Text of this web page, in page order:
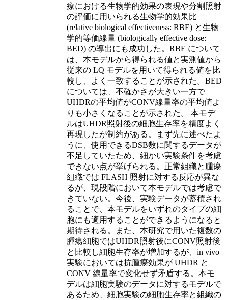
療における生物学的効果の表現や分割照射
の評価に用いられる生物学的効果比
(relative biological effectiveness: RBE) と生物
学的等価線量 (biologically effective dose:
BED) の導出にも成功した。RBE について
は、本モデルから得られる値と実測値から
従来の LQ モデルを用いて得られる値を比
較し、よく一致することが示された。BED
については、不確かさが大きい一方で
UHDRの平均値がCONV線量率の平均値よ
りも小さくなることが示された。 本モデ
ルはUHDR照射後の細胞生存率を精度よく
再現したが制約がある。まず先に述べたよ
うに、使用できるDSB数に関するデータが
不足していたため、細かい実験条件を考慮
できない点が挙げられる。正常組織と腫瘍
組織では FLASH 照射に対する反応が異な
るが、現段階において本モデルでは考慮で
きていない。今後、実験データが蓄積され
ることで、本モデルをいずれのタイプの細
胞にも適用することができるようになると
期待される。また、本研究で用いた複数の
腫瘍細胞ではUHDR照射後にCONV照射後
と比較し細胞生存率が増加するが、in vivo
実験においては抗腫瘍効果が UHDR と
CONV 線量率で変化せず矛盾する。本モ
デルは細胞実験のデータに対するモデルで
あるため、細胞実験の細胞生存率と組織の